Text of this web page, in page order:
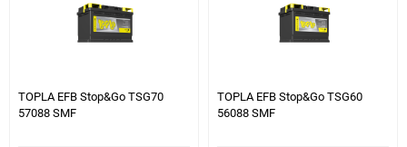
TOPLA EFB Stop&Go TSG70
57088 SMF
TOPLA EFB Stop&Go TSG60
56088 SMF